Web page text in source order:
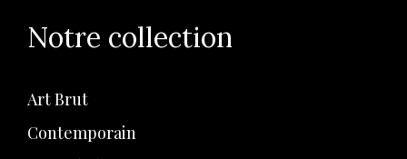
Notre collection
Art Brut
Contemporain